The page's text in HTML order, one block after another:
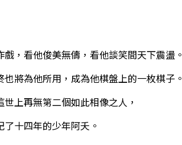
，看他俊美無儔，看他談笑間天下震盪。
將為他所用，成為他棋盤上的一枚棋子。
上再無第二個如此相像之人，
十四年的少年阿夭。